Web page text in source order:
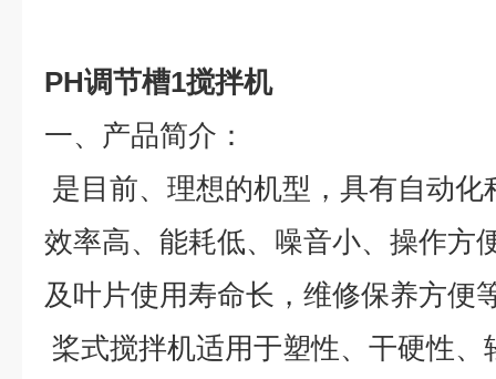
PH调节槽1搅拌机
一、产品简介：
是目前、理想的机型，具有自动
效率高、能耗低、噪音小、操作方
及叶片使用寿命长，维修保养方便
桨式搅拌机适用于塑性、干硬性